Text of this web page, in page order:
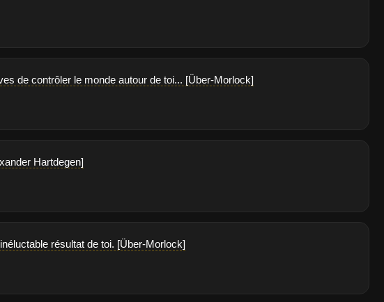
de contrôler le monde autour de toi... [Über-Morlock]
Hartdegen]
résultat de toi. [Über-Morlock]